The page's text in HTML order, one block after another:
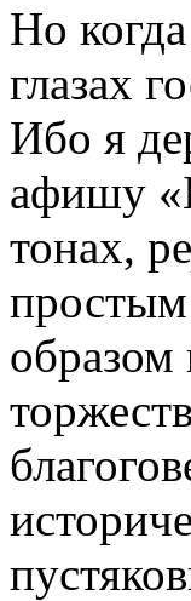
Но
глазах
Ибо я
афишу
тонах,
простым
образом